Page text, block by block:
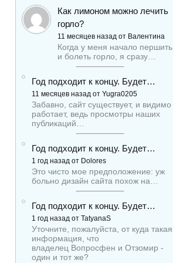
Как лимоном можно лечить
горло?
11 месяцев назад от Валентина
Когда у меня начало першить
и болеть горло, я сразу…
Год подходит к концу. Будет…
11 месяцев назад от Yugra0205
Забавно, сайт существует, и видимо
работает, ведь просмотры наших
публикаций…
Год подходит к концу. Будет…
1 год назад от Dolores
Это чисто мое предположение: уж
больно дизайн сайта похож на…
Год подходит к концу. Будет…
1 год назад от TatyanaS
Уточните, пожалуйста, от куда такая
информация, что
владелец Вопросфен и Отзомир -
один и тот же?